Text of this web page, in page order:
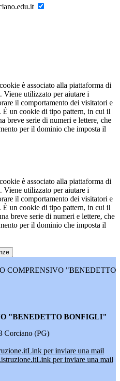
è associato alla piattaforma di
Viene utilizzato per aiutare i
il comportamento dei visitatori e
È un cookie di tipo pattern, in cui il
breve serie di numeri e lettere, che
per il dominio che imposta il
è associato alla piattaforma di
Viene utilizzato per aiutare i
il comportamento dei visitatori e
È un cookie di tipo pattern, in cui il
breve serie di numeri e lettere, che
per il dominio che imposta il
COMPRENSIVO "BENEDETTO
"BENEDETTO BONFIGLI"
Corciano (PG)
Link per inviare una mail
Link per inviare una mail